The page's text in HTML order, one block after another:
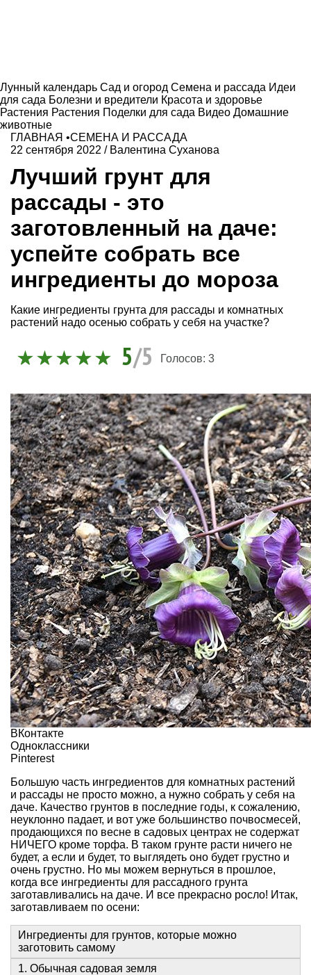
Лунный календарь Сад и огород Семена и рассада Идеи
для сада Болезни и вредители Красота и здоровье
Растения Растения Поделки для сада Видео Домашние
животные
ГЛАВНАЯ •СЕМЕНА И РАССАДА
22 сентября 2022 / Валентина Суханова
Лучший грунт для
рассады - это
заготовленный на даче:
успейте собрать все
ингредиенты до мороза
Какие ингредиенты грунта для рассады и комнатных
растений надо осенью собрать у себя на участке?
5/5 Голосов: 3
ВКонтакте
Одноклассники
Pinterest
Большую часть ингредиентов для комнатных растений
и рассады не просто можно, а нужно собрать у себя на
даче. Качество грунтов в последние годы, к сожалению,
неуклонно падает, и вот уже большинство почвосмесей,
продающихся по весне в садовых центрах не содержат
НИЧЕГО кроме торфа. В таком грунте расти ничего не
будет, а если и будет, то выглядеть оно будет грустно и
очень грустно. Но мы можем вернуться в прошлое,
когда все ингредиенты для рассадного грунта
заготавливались на даче. И все прекрасно росло! Итак,
заготавливаем по осени:
Ингредиенты для грунтов, которые можно
заготовить самому
1. Обычная садовая земля